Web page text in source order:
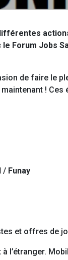
Forum Jobs
de faire le
!
/ Funay
et offres de
l’étranger.